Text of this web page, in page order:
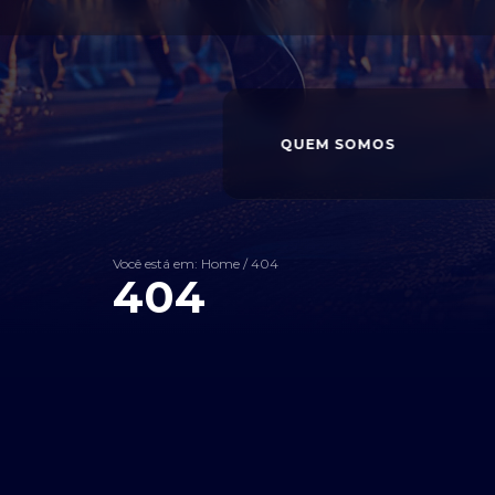
QUEM SOMOS
Você está em: Home / 404
404